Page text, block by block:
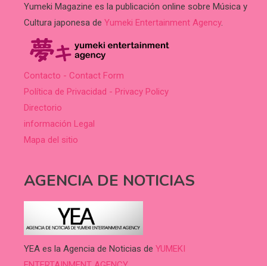
Yumeki Magazine es la publicación online sobre Música y
Cultura japonesa de Yumeki Entertainment Agency.
Contacto - Contact Form
Política de Privacidad - Privacy Policy
Directorio
información Legal
Mapa del sitio
AGENCIA DE NOTICIAS
YEA es la Agencia de Noticias de YUMEKI